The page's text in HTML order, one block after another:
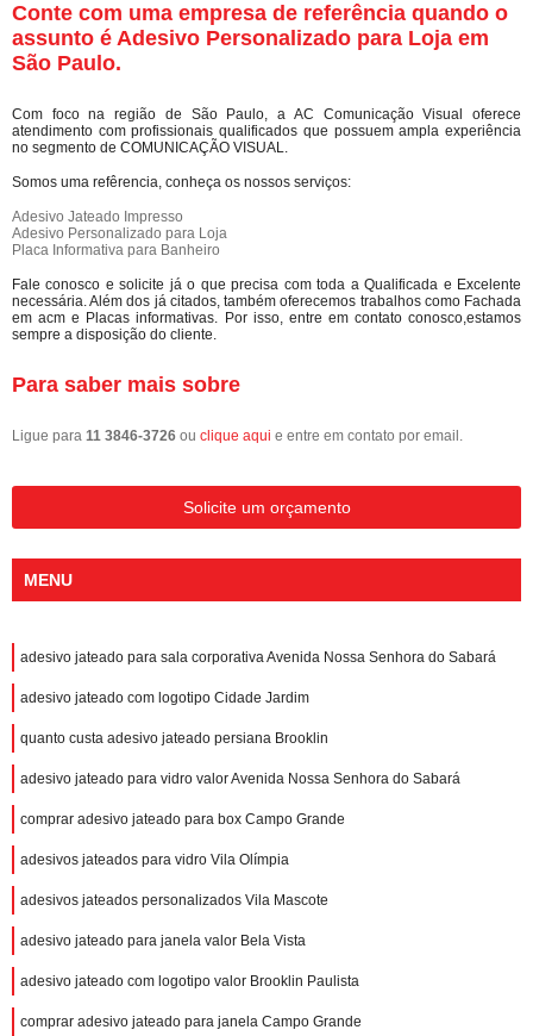
Conte com uma empresa de referência quando o
assunto é Adesivo Personalizado para Loja em
São Paulo.
Com foco na região de São Paulo, a AC Comunicação Visual oferece
atendimento com profissionais qualificados que possuem ampla experiência
no segmento de COMUNICAÇÃO VISUAL.
Somos uma refêrencia, conheça os nossos serviços:
Adesivo Jateado Impresso
Adesivo Personalizado para Loja
Placa Informativa para Banheiro
Fale conosco e solicite já o que precisa com toda a Qualificada e Excelente
necessária. Além dos já citados, também oferecemos trabalhos como Fachada
em acm e Placas informativas. Por isso, entre em contato conosco,estamos
sempre a disposição do cliente.
Para saber mais sobre
Ligue para 11 3846-3726 ou clique aqui e entre em contato por email.
Solicite um orçamento
MENU
adesivo jateado para sala corporativa Avenida Nossa Senhora do Sabará
adesivo jateado com logotipo Cidade Jardim
quanto custa adesivo jateado persiana Brooklin
adesivo jateado para vidro valor Avenida Nossa Senhora do Sabará
comprar adesivo jateado para box Campo Grande
adesivos jateados para vidro Vila Olímpia
adesivos jateados personalizados Vila Mascote
adesivo jateado para janela valor Bela Vista
adesivo jateado com logotipo valor Brooklin Paulista
comprar adesivo jateado para janela Campo Grande